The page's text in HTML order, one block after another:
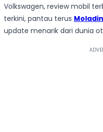
Volkswagen, review mobil
terkini, pantau terus Moladin
update menarik dari dunia